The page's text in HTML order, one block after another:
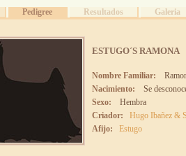
Pedigree Resultados Galeria
ESTUGO´S RAMONA
Nombre Familiar:
Nacimiento:
Se
Sexo:
Hembra
Criador:
Hugo Ibañez &
Afijo: Estugo